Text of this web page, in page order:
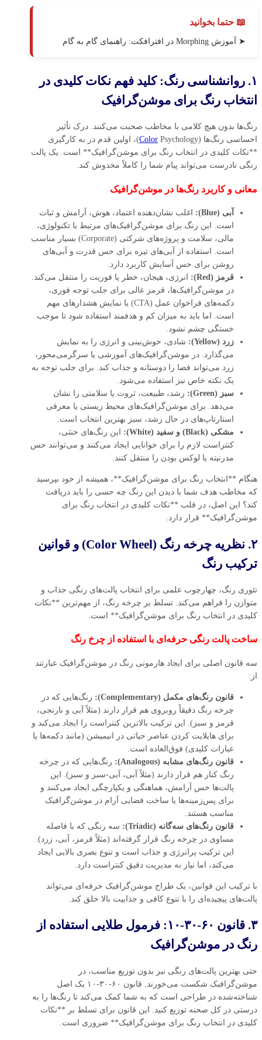
📖 حتما بخوانید
➤ آموزش Morphing در افترافکت: راهنمای گام به گام
۱. روانشناسی رنگ: کلید فهم نکات کلیدی در
انتخاب رنگ برای موشن‌گرافیک
رنگ‌ها بدون هیچ کلامی با مخاطب صحبت می‌کنند. درک تأثیر
احساسی رنگ‌ها (
ColorPsychology)، اولین قدم در به کارگیری
**نکات کلیدی در انتخاب رنگ برای موشن‌گرافیک** است. یک پالت
رنگی نادرست می‌تواند پیام شما را کاملاً مخدوش کند.
معانی و کاربرد رنگ‌ها در موشن‌گرافیک
آبی (Blue):
اغلب نشان‌دهنده اعتماد، هوش، آرامش و ثبات
است. این رنگ برای موشن‌گرافیک‌های مرتبط با تکنولوژی،
مالی، سلامت و پروژه‌های شرکتی (Corporate) بسیار مناسب
است. استفاده از آبی‌های تیره برای حس قدرت و آبی‌های
روشن برای حس آسایش کاربرد دارد.
قرمز (Red):
انرژی، هیجان، خطر یا فوریت را منتقل می‌کند.
در موشن‌گرافیک‌ها، قرمز عالی برای جلب توجه فوری،
دکمه‌های فراخوان عمل (CTA) یا نمایش هشدارهای مهم
است. اما باید به میزان کم و هدفمند استفاده شود تا موجب
خستگی چشم نشود.
زرد (Yellow):
شادی، خوش‌بینی و انرژی را به نمایش
می‌گذارد. در موشن‌گرافیک‌های آموزشی یا سرگرمی‌محور،
زرد می‌تواند فضا را دوستانه و جذاب کند. برای جلب توجه به
یک نکته خاص نیز استفاده می‌شود.
سبز (Green):
رشد، طبیعت، ثروت یا سلامتی را نشان
می‌دهد. برای موشن‌گرافیک‌های محیط زیستی یا معرفی
استارتاپ‌های در حال رشد، سبز بهترین انتخاب است.
مشکی (Black) و سفید (White):
این رنگ‌های خنثی،
کنتراست لازم را برای خوانایی ایجاد می‌کنند و می‌توانند حس
مدرنیته یا لوکس بودن را منتقل کنند.
هنگام **انتخاب رنگ برای موشن‌گرافیک**، همیشه از خود بپرسید
که مخاطب هدف شما با دیدن این رنگ چه حسی را باید دریافت
کند؟ این اصل، در قلب **نکات کلیدی در انتخاب رنگ برای
موشن‌گرافیک** قرار دارد.
۲. نظریه چرخه رنگ (Color Wheel) و قوانین
ترکیب رنگ
تئوری رنگ، چهارچوب علمی برای انتخاب پالت‌های رنگی جذاب و
متوازن را فراهم می‌کند. تسلط بر چرخه رنگ، از مهم‌ترین **نکات
کلیدی در انتخاب رنگ برای موشن‌گرافیک** است.
ساخت پالت رنگی حرفه‌ای با استفاده از چرخ رنگ
سه قانون اصلی برای ایجاد هارمونی رنگ در موشن‌گرافیک عبارتند
از:
قانون رنگ‌های مکمل (Complementary):
رنگ‌هایی که در
چرخه رنگ دقیقاً روبروی هم قرار دارند (مثلاً آبی و نارنجی،
قرمز و سبز). این ترکیب بالاترین کنتراست را ایجاد می‌کند و
برای هایلایت کردن عناصر حیاتی در انیمیشن (مانند دکمه‌ها یا
عبارات کلیدی) فوق‌العاده است.
قانون رنگ‌های مشابه (Analogous):
رنگ‌هایی که در چرخه
رنگ کنار هم قرار دارند (مثلاً آبی، آبی-سبز و سبز). این
پالت‌ها حس آرامش، هماهنگی و یکپارچگی ایجاد می‌کنند و
برای پس‌زمینه‌ها یا ساخت فضایی آرام در موشن‌گرافیک
مناسب هستند.
قانون رنگ‌های سه‌گانه (Triadic):
سه رنگی که با فاصله
مساوی در چرخه رنگ قرار گرفته‌اند (مثلاً قرمز، آبی، زرد).
این ترکیب پرانرژی و جذاب است و تنوع بصری بالایی ایجاد
می‌کند، اما نیاز به مدیریت دقیق کنتراست دارد.
با ترکیب این قوانین، یک طراح موشن‌گرافیک حرفه‌ای می‌تواند
پالت‌های پیچیده‌ای را با تنوع کافی و جذابیت بالا خلق کند.
۳. قانون ۶۰-۳۰-۱۰: فرمول طلایی استفاده از
رنگ در موشن‌گرافیک
حتی بهترین پالت‌های رنگی نیز بدون توزیع مناسب، در
موشن‌گرافیک شکست می‌خورند. قانون ۶۰-۳۰-۱۰ یک اصل
شناخته‌شده در طراحی است که به شما کمک می‌کند تا رنگ‌ها را به
درستی در کل صحنه توزیع کنید. این قانون برای تسلط بر **نکات
کلیدی در انتخاب رنگ برای موشن‌گرافیک** ضروری است.